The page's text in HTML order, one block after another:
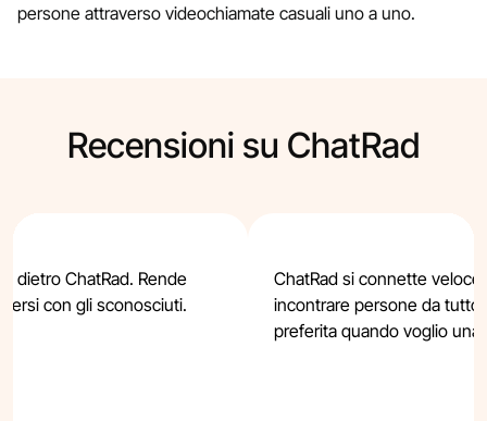
persone attraverso videochiamate casuali uno a uno.
Recensioni su ChatRad
dietro ChatRad. Rende
con gli sconosciuti.
ChatRad si connette
incontrare persone da tutto
preferita quando voglio una